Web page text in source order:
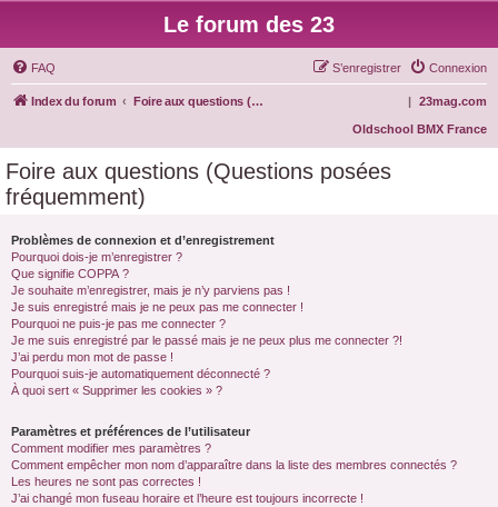
Le forum des 23
FAQ Connexion
S’enregistrer
Index du forum Foire aux questions (Questions posées fréquemment) 23mag.com
|
Oldschool BMX France
Foire aux questions (Questions posées
fréquemment)
Problèmes de connexion et d’enregistrement
Pourquoi dois-je m’enregistrer ?
Que signifie COPPA ?
Je souhaite m’enregistrer, mais je n’y parviens pas !
Je suis enregistré mais je ne peux pas me connecter !
Pourquoi ne puis-je pas me connecter ?
Je me suis enregistré par le passé mais je ne peux plus me connecter ?!
J’ai perdu mon mot de passe !
Pourquoi suis-je automatiquement déconnecté ?
À quoi sert « Supprimer les cookies » ?
Paramètres et préférences de l’utilisateur
Comment modifier mes paramètres ?
Comment empêcher mon nom d’apparaître dans la liste des membres connectés ?
Les heures ne sont pas correctes !
J’ai changé mon fuseau horaire et l’heure est toujours incorrecte !